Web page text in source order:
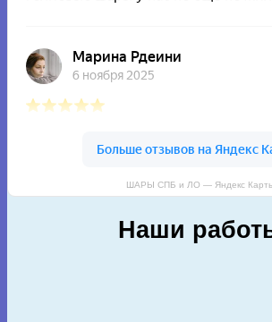
ШАРЫ СПБ и ЛО — Яндекс
Наши